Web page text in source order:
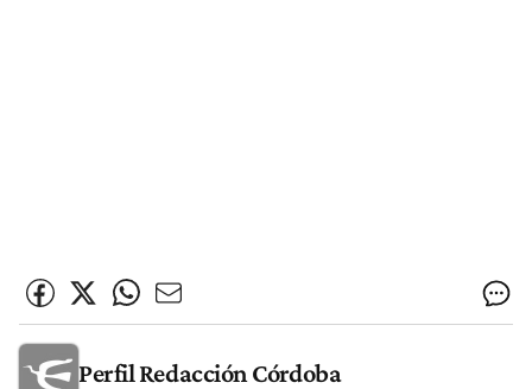
Perfil Redacción Córdoba